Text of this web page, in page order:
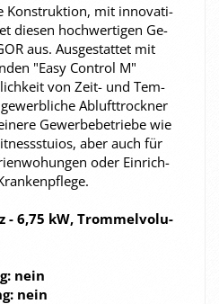
Kon­struk­ti­on, mit in­no­va­ti­
die­sen hoch­wer­ti­gen Ge­
aus. Aus­ge­stat­tet mit
"Easy Con­trol M"
von Zeit- und Tem­
Ab­luft­trock­ner
Ge­wer­be­be­trie­be wie
aber auch für
oder Ein­rich­
- 6,75 kW, Trom­mel­vo­lu­
nein
nein